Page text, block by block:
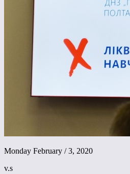
Monday February / 3, 2020
v.s